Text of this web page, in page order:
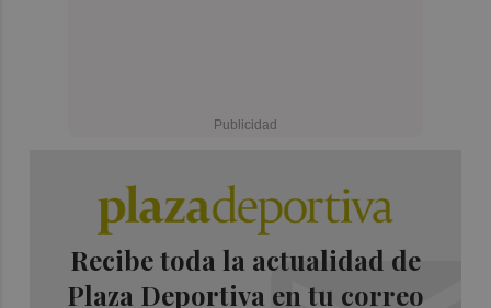
Recibe toda la actualidad de
Plaza Deportiva en tu correo